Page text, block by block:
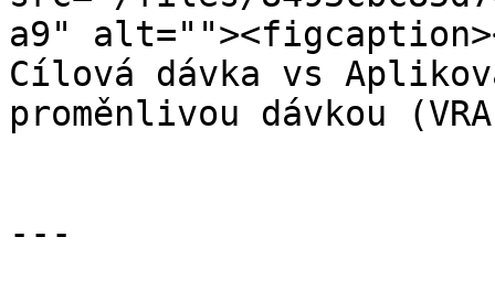
a9"
Cílová dávka vs
proměnlivou dávkou
---